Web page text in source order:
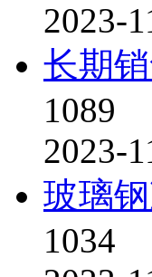
2023-
长期
1089
2023-
玻璃
1034